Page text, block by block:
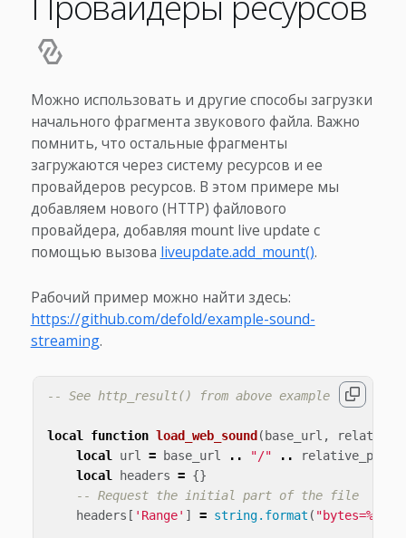
Можно использовать и другие способы загрузки
начального фрагмента звукового файла. Важно
помнить, что остальные фрагменты
загружаются через систему ресурсов и ее
провайдеров ресурсов. В этом примере мы
добавляем нового (HTTP) файлового
провайдера, добавляя mount live update с
помощью вызова liveupdate.add_mount().
Рабочий пример можно найти здесь:
https://github.com/defold/example-sound-
streaming.
-- See http_result() from above example
local function load_web_sound ( base_url ,
local url = base_url .. "/" ..
relative_path
local
headers = {}
-- Request the initial part of the file
headers [ 'Range' ] = string.format ( "bytes=%d-